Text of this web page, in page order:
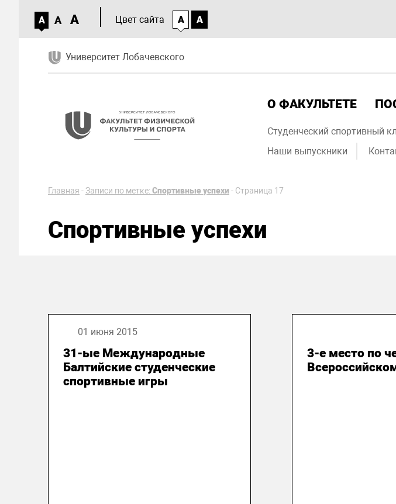
A A A Цвет сайта A A
Университет Лобачевского
О ФАКУЛЬТЕТЕ
Студенческий спортивный
Наши выпускники
Главная -Записи по метке: Спортивные успехи - Страница 17
Спортивные успехи
01 июня 2015
31-ые Международные
Балтийские студенческие
спортивные игры
3-е место по